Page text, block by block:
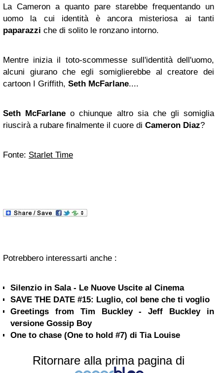
La Cameron a quanto pare starebbe frequentando un
uomo la cui identità è ancora misteriosa ai tanti
paparazzi che di solito le ronzano intorno.
Mentre inizia il toto-scommesse sull'identità dell'uomo,
alcuni giurano che egli somiglierebbe al creatore dei
cartoon I Griffith, Seth McFarlane....
Seth McFarlane o chiunque altro sia che gli somiglia
riuscirà a rubare finalmente il cuore di Cameron Diaz?
Fonte: Starlet Time
Potrebbero interessarti anche :
Silenzio in Sala - Le Nuove Uscite al Cinema
SAVE THE DATE #15: Luglio, col bene che ti voglio
Greetings from Tim Buckley - Jeff Buckley in
versione Gossip Boy
One to chase (One to hold #7) di Tia Louise
Ritornare alla prima pagina di